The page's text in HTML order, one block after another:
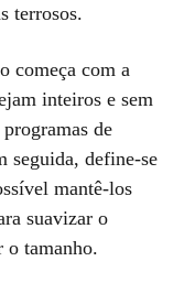
terrosos.
começa com a
inteiros e sem
de
seguida, define-se
mantê-los
suavizar o
o tamanho.